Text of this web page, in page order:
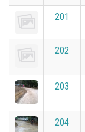
201
202
203
204